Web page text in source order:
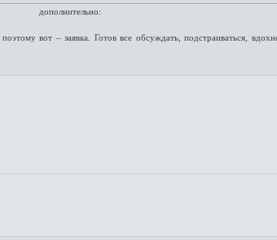
дополнительно:
вот – заявка. Готов все обсуждать, подстраиваться,